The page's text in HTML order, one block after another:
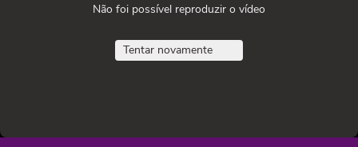
Não foi possível reproduzir o vídeo
Tentar novamente